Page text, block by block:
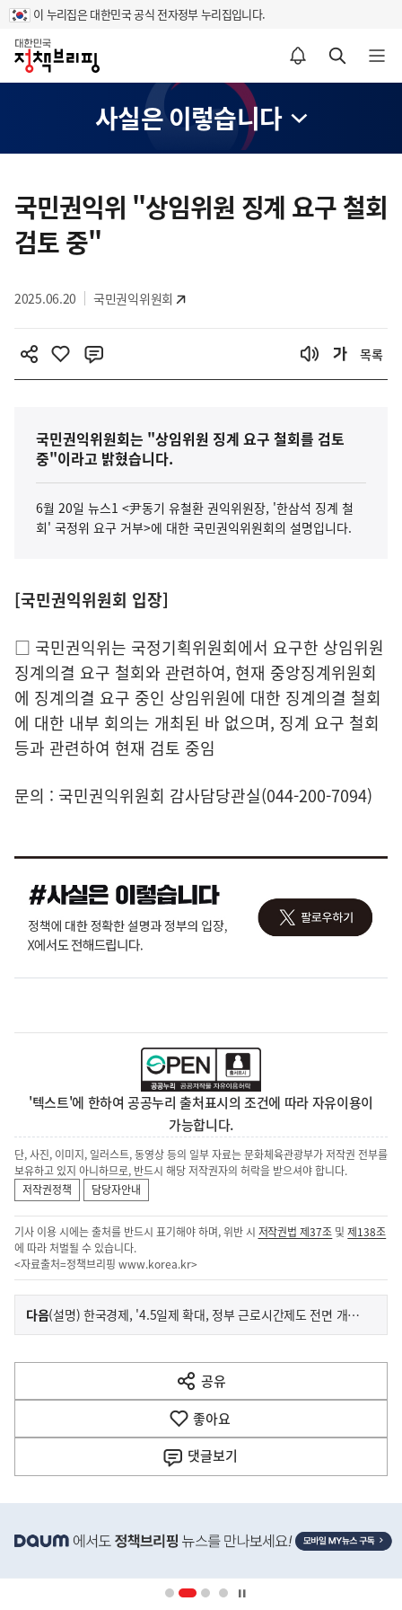
이 누리집은 대한민국 공식 전자정부 누리집입니다.
홈
알림설정 바로가기 검색 바로가기 메뉴 열기
사실은 이렇습니다
텐
츠
영
국민권익위 "상임위원 징계 요구 철회
검토 중"
2025.06.20 국민권익위원회
목록
국민권익위원회는 "상임위원 징계 요구 철회를 검토
중"이라고 밝혔습니다.
6월 20일 뉴스1 <尹동기 유철환 권익위원장, '한삼석 징계 철
회' 국정위 요구 거부>에 대한 국민권익위원회의 설명입니다.
[국민권익위원회 입장]
□ 국민권익위는 국정기획위원회에서 요구한 상임위원
징계의결 요구 철회와 관련하여, 현재 중앙징계위원회
에 징계의결 요구 중인 상임위원에 대한 징계의결 철회
에 대한 내부 회의는 개최된 바 없으며, 징계 요구 철회
등과 관련하여 현재 검토 중임
문의 : 국민권익위원회 감사담당관실(044-200-7094)
'텍스트'에 한하여 공공누리 출처표시의 조건에 따라 자유이용이
가능합니다.
단, 사진, 이미지, 일러스트, 동영상 등의 일부 자료는 문화체육관광부가 저작권 전부를
보유하고 있지 아니하므로, 반드시 해당 저작권자의 허락을 받으셔야 합니다.
저작권정책
담당자안내
기사 이용 시에는 출처를 반드시 표기해야 하며, 위반 시 저작권법 제37조 및제138조
에 따라 처벌될 수 있습니다.
<자료출처=정책브리핑 www.korea.kr>
이
전
다
음
다음기
사
(설명) 한국경제, '4.5일제 확대, 정부 근로시간제도 전면 개편' 등 기사 관련
공유
열
기
좋아요
댓글보기
단